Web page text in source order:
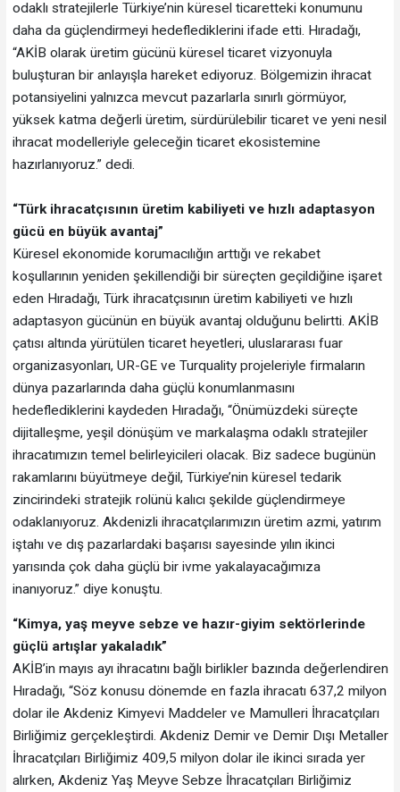
odaklı stratejilerle Türkiye’nin küresel ticaretteki konumunu
daha da güçlendirmeyi hedeflediklerini ifade etti. Hıradağı,
“AKİB olarak üretim gücünü küresel ticaret vizyonuyla
buluşturan bir anlayışla hareket ediyoruz. Bölgemizin ihracat
potansiyelini yalnızca mevcut pazarlarla sınırlı görmüyor,
yüksek katma değerli üretim, sürdürülebilir ticaret ve yeni nesil
ihracat modelleriyle geleceğin ticaret ekosistemine
hazırlanıyoruz.” dedi.
“Türk ihracatçısının üretim kabiliyeti ve hızlı adaptasyon
gücü en büyük avantaj”
Küresel ekonomide korumacılığın arttığı ve rekabet
koşullarının yeniden şekillendiği bir süreçten geçildiğine işaret
eden Hıradağı, Türk ihracatçısının üretim kabiliyeti ve hızlı
adaptasyon gücünün en büyük avantaj olduğunu belirtti. AKİB
çatısı altında yürütülen ticaret heyetleri, uluslararası fuar
organizasyonları, UR-GE ve Turquality projeleriyle firmaların
dünya pazarlarında daha güçlü konumlanmasını
hedeflediklerini kaydeden Hıradağı, “Önümüzdeki süreçte
dijitalleşme, yeşil dönüşüm ve markalaşma odaklı stratejiler
ihracatımızın temel belirleyicileri olacak. Biz sadece bugünün
rakamlarını büyütmeye değil, Türkiye’nin küresel tedarik
zincirindeki stratejik rolünü kalıcı şekilde güçlendirmeye
odaklanıyoruz. Akdenizli ihracatçılarımızın üretim azmi, yatırım
iştahı ve dış pazarlardaki başarısı sayesinde yılın ikinci
yarısında çok daha güçlü bir ivme yakalayacağımıza
inanıyoruz.” diye konuştu.
“Kimya, yaş meyve sebze ve hazır-giyim sektörlerinde
güçlü artışlar yakaladık”
AKİB’in mayıs ayı ihracatını bağlı birlikler bazında değerlendiren
Hıradağı, “Söz konusu dönemde en fazla ihracatı 637,2 milyon
dolar ile Akdeniz Kimyevi Maddeler ve Mamulleri İhracatçıları
Birliğimiz gerçekleştirdi. Akdeniz Demir ve Demir Dışı Metaller
İhracatçıları Birliğimiz 409,5 milyon dolar ile ikinci sırada yer
alırken, Akdeniz Yaş Meyve Sebze İhracatçıları Birliğimiz